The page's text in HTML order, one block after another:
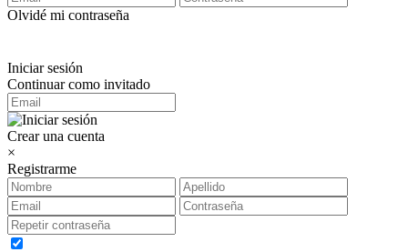
Olvidé mi contraseña
Iniciar sesión
Continuar como invitado
Crear una cuenta
×
Registrarme